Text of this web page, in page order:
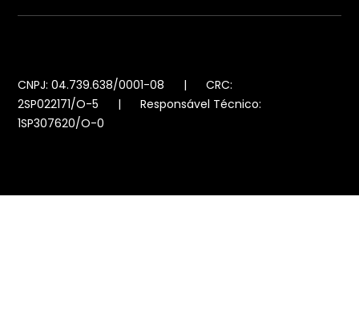
CNPJ: 04.739.638/0001-08 | CRC:
2SP022171/O-5 | Responsável Técnico:
1SP307620/O-0